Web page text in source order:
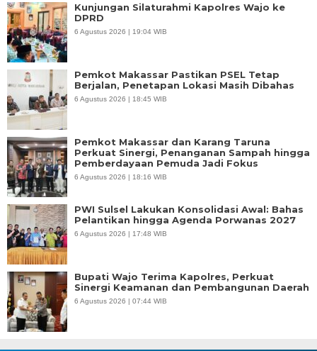
Kunjungan Silaturahmi Kapolres Wajo ke
DPRD
6 Agustus 2026 | 19:04 WIB
Pemkot Makassar Pastikan PSEL Tetap
Berjalan, Penetapan Lokasi Masih Dibahas
6 Agustus 2026 | 18:45 WIB
Pemkot Makassar dan Karang Taruna
Perkuat Sinergi, Penanganan Sampah hingga
Pemberdayaan Pemuda Jadi Fokus
6 Agustus 2026 | 18:16 WIB
PWI Sulsel Lakukan Konsolidasi Awal: Bahas
Pelantikan hingga Agenda Porwanas 2027
6 Agustus 2026 | 17:48 WIB
Bupati Wajo Terima Kapolres, Perkuat
Sinergi Keamanan dan Pembangunan Daerah
6 Agustus 2026 | 07:44 WIB